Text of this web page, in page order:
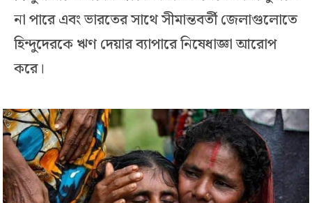
না পারে এবং ভারতের সাথে সীমান্তবর্তী জেলাগুলোতে
হিন্দুদেরকে ঋণ দেয়ার ব্যাপারে নিষেধাজ্ঞা আরোপ
করে।